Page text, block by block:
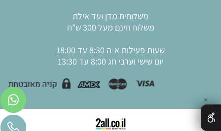
משלוחים מדן ועד אילת
משלוח חינם מעל 300 ש"ח
שעות פעילות א-ה 8:30 עד 18:00
יום שישי וערבי חג 8:00 עד 13:30
✕